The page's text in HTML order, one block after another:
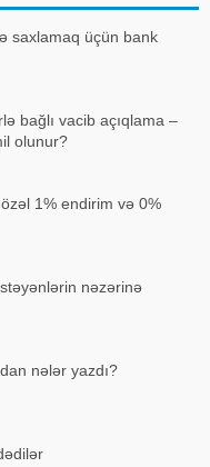
saxlamaq üçün bank
bağlı vacib açıqlama –
olunur?
1% endirim və 0%
nəzərinə
nələr yazdı?